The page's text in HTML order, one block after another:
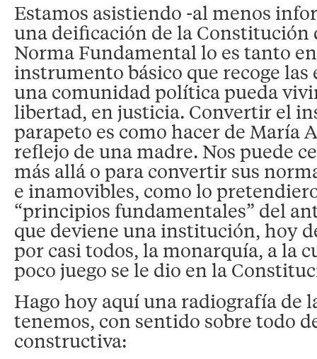
Estamos asistiendo -al menos
una deificación de la Constitución
Norma Fundamental lo es tanto
instrumento básico que recoge las
una comunidad política pueda
libertad, en justicia. Convertir el
parapeto es como hacer de María
reflejo de una madre. Nos puede
más allá o para convertir sus
e inamovibles, como lo
“principios fundamentales” del
que deviene una institución, hoy
por casi todos, la monarquía, a la
poco juego se le dio en la
Hago hoy aquí una radiografía de
tenemos, con sentido sobre todo
constructiva: